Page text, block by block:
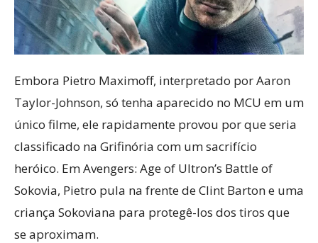
Embora Pietro Maximoff, interpretado por Aaron
Taylor-Johnson, só tenha aparecido no MCU em um
único filme, ele rapidamente provou por que seria
classificado na Grifinória com um sacrifício
heróico. Em Avengers: Age of Ultron’s Battle of
Sokovia, Pietro pula na frente de Clint Barton e uma
criança Sokoviana para protegê-los dos tiros que
se aproximam.